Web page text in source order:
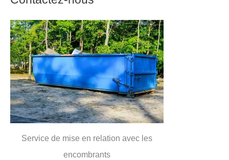
Service de mise en relation avec les
encombrants